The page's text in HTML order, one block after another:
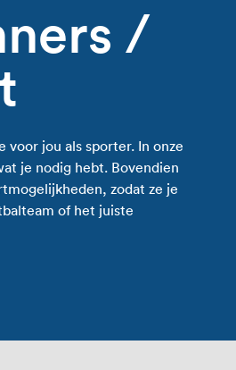
/
jou als sporter. In onze
je nodig hebt. Bovendien
zodat ze je
of het juiste